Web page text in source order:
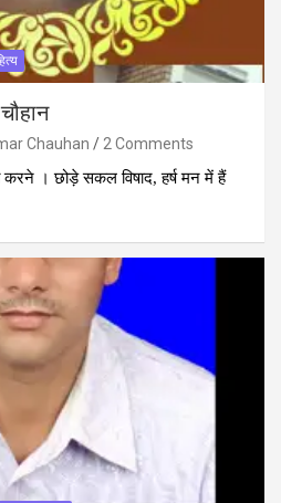
Chauhan
2 Comments
। छोड़े सकल विषाद, हर्ष मन में हैं